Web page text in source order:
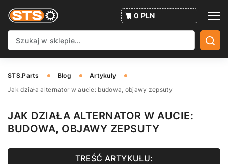
0 PLN
STS.Parts Blog
Artykuły
Jak działa alternator w aucie: budowa, objawy zepsuty
JAK DZIAŁA ALTERNATOR W AUCIE:
BUDOWA, OBJAWY ZEPSUTY
TREŚĆ ARTYKUŁU: